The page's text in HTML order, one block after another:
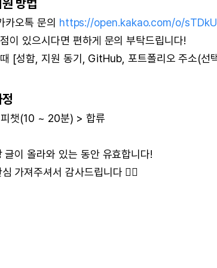
방법
카오톡 문의 https://open.kakao.com/o/
이 있으시다면 편하게 문의 부탁드립니다!
[성함, 지원 동기, GitHub, 포트폴리오 주소(선
챗(10 ~ 20분) > 합류
글이 올라와 있는 동안 유효합니다!
가져주셔서 감사드립니다 🙇‍♂